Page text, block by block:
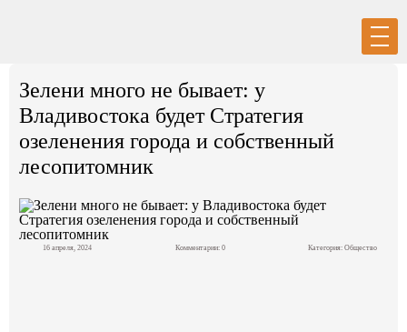
Политика
Экономика
Зелени много не бывает: у
Владивостока будет Стратегия
озеленения города и собственный
лесопитомник
16 апреля, 2024 Комментарии: 0 Категория: Общество